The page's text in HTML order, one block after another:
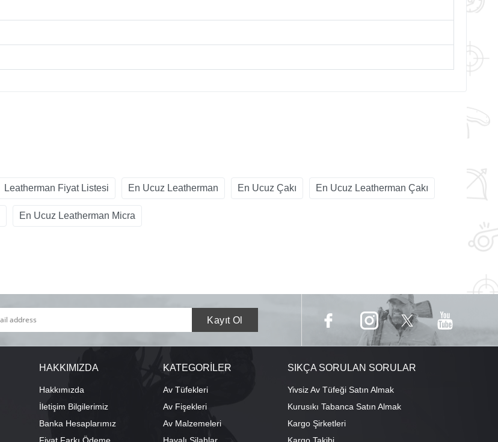
Leatherman Fiyat Listesi En Ucuz Leatherman En Ucuz Çakı En Ucuz Leatherman Çakı
En Ucuz Leatherman Micra
HAKKIMIZDA
Hakkımızda
İletişim Bilgilerimiz
Banka Hesaplarımız
Fiyat Farkı Ödeme
KATEGORİLER
Av Tüfekleri
Av Fişekleri
Av Malzemeleri
Havalı Silahlar
SIKÇA SORULAN SORULAR
Yivsiz Av Tüfeği Satın Almak
Kurusıkı Tabanca Satın Almak
Kargo Şirketleri
Kargo Takibi